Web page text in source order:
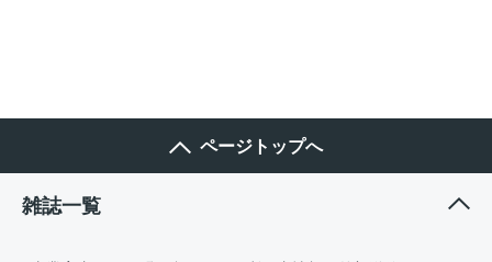
ページトップへ
雑誌一覧